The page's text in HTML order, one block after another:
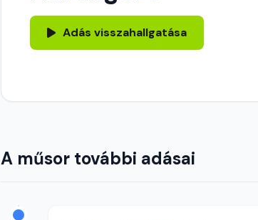
Adás visszahallgatása
A műsor további adásai